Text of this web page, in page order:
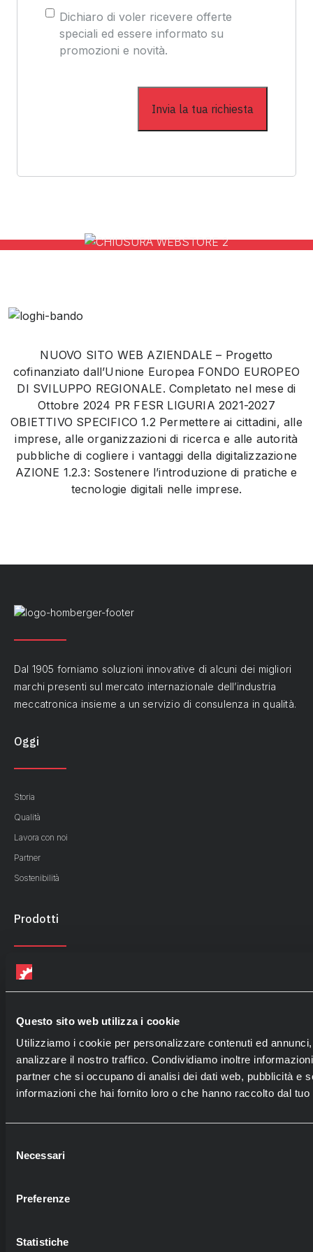
Questo sito web utilizza i cookie
Utilizziamo i cookie per personalizzare contenuti ed
analizzare il nostro traffico. Condividiamo inoltre
partner che si occupano di analisi dei dati web, pubblicità e
informazioni che hai fornito loro o che hanno raccolto dal
delNecessari
Preferenze
Statistiche
Consenso
Dichiaro di voler ricevere offerte
speciali ed essere informato su
promozioni e novità.
NUOVO SITO WEB AZIENDALE – Progetto
cofinanziato dall’Unione Europea FONDO EUROPEO
DI SVILUPPO REGIONALE. Completato nel mese di
Ottobre 2024 PR FESR LIGURIA 2021-2027
OBIETTIVO SPECIFICO 1.2 Permettere ai cittadini, alle
imprese, alle organizzazioni di ricerca e alle autorità
pubbliche di cogliere i vantaggi della digitalizzazione
AZIONE 1.2.3: Sostenere l’introduzione di pratiche e
tecnologie digitali nelle imprese.
Dal 1905 forniamo soluzioni innovative di alcuni dei migliori
marchi presenti sul mercato internazionale dell’industria
meccatronica insieme a un servizio di consulenza in qualità.
Oggi
Storia
Qualità
Lavora con noi
Partner
Sostenibilità
Prodotti
Componenti industriali
Utensili Professionali
Impianti e Macchine
Utility
Servizi e Formazione